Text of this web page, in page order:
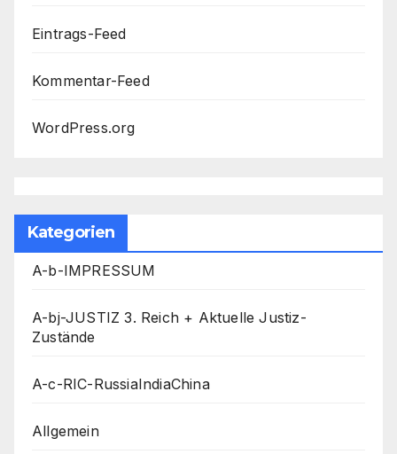
Eintrags-Feed
Kommentar-Feed
WordPress.org
Kategorien
A-b-IMPRESSUM
A-bj-JUSTIZ 3. Reich + Aktuelle Justiz-
Zustände
A-c-RIC-RussiaIndiaChina
Allgemein